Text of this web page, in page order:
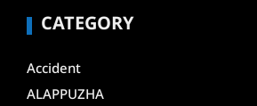
CATEGORY
Accident
ALAPPUZHA